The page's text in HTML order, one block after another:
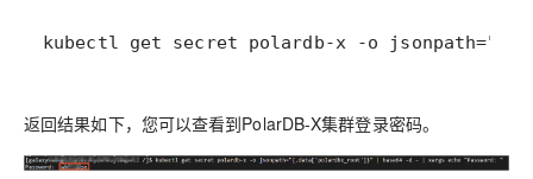
kubectl get secret polardb-x -o
返回结果如下，您可以查看到PolarDB-X集群登录密码。